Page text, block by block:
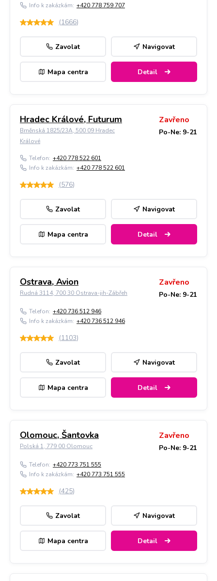
Info k zakázkám: +420 778 759 707
(1666)
Zavolat Navigovat
Mapa centra Detail
Hradec Králové, Futurum
Brněnská 1825/23A, 500 09 Hradec
Králové
Zavřeno
Po-Ne: 9-21
Telefon: +420 778 522 601
Info k zakázkám: +420 778 522 601
(576)
Zavolat Navigovat
Mapa centra Detail
Ostrava, Avion
Rudná 3114, 700 30 Ostrava-jih-Zábřeh
Zavřeno
Po-Ne: 9-21
Telefon: +420 736 512 946
Info k zakázkám: +420 736 512 946
(1103)
Zavolat Navigovat
Mapa centra Detail
Olomouc, Šantovka
Polská 1, 779 00 Olomouc
Zavřeno
Po-Ne: 9-21
Telefon: +420 773 751 555
Info k zakázkám: +420 773 751 555
(425)
Zavolat Navigovat
Mapa centra Detail